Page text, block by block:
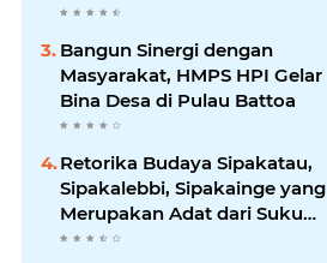
Bangun Sinergi dengan
Masyarakat, HMPS HPI Gelar
Bina Desa di Pulau Battoa
Retorika Budaya Sipakatau,
Sipakalebbi, Sipakainge yang
Merupakan Adat dari Suku
Bugis